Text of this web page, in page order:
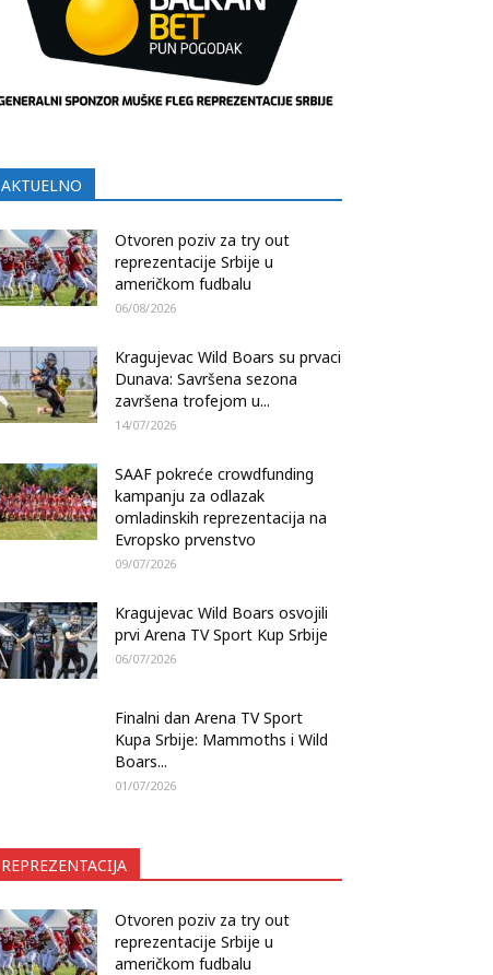
AKTUELNO
Otvoren poziv za try out
reprezentacije Srbije u
američkom fudbalu
06/08/2026
Kragujevac Wild Boars su prvaci
Dunava: Savršena sezona
završena trofejom u...
14/07/2026
SAAF pokreće crowdfunding
kampanju za odlazak
omladinskih reprezentacija na
Evropsko prvenstvo
09/07/2026
Kragujevac Wild Boars osvojili
prvi Arena TV Sport Kup Srbije
06/07/2026
Finalni dan Arena TV Sport
Kupa Srbije: Mammoths i Wild
Boars...
01/07/2026
REPREZENTACIJA
Otvoren poziv za try out
reprezentacije Srbije u
američkom fudbalu